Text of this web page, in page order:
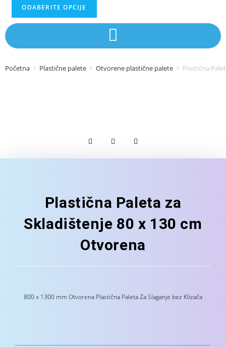
ODABERITE OPCIJE
Početna > Plastične palete > Otvorene plastične palete > Plastična
Plastična Paleta za
Skladištenje 80 x 130 cm
Otvorena
800 x 1300 mm Otvorena Plastična Paleta Za Slaganje bez Klizača